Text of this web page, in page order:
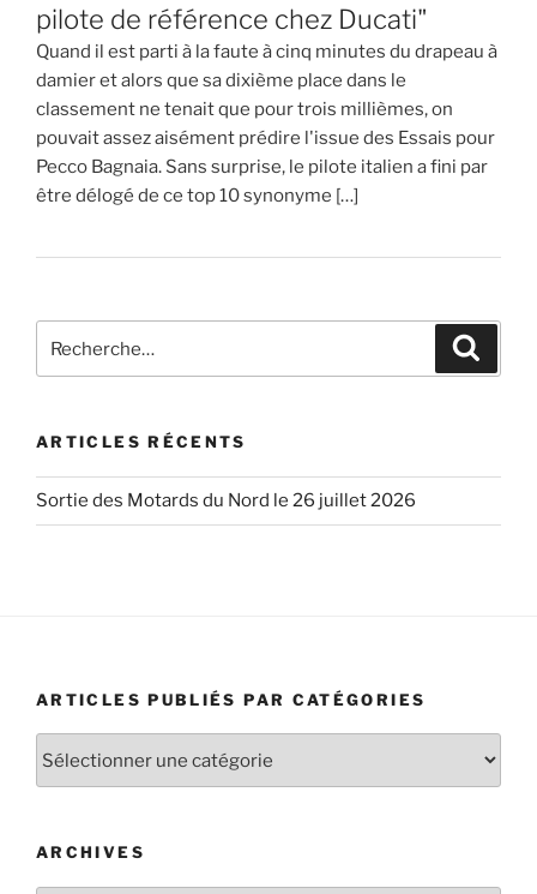
pilote de référence chez Ducati"
Quand il est parti à la faute à cinq minutes du drapeau à
damier et alors que sa dixième place dans le
classement ne tenait que pour trois millièmes, on
pouvait assez aisément prédire l'issue des Essais pour
Pecco Bagnaia. Sans surprise, le pilote italien a fini par
être délogé de ce top 10 synonyme […]
pour
ARTICLES RÉCENTS
Sortie des Motards du Nord le 26 juillet 2026
ARTICLES PUBLIÉS PAR CATÉGORIES
ARCHIVES